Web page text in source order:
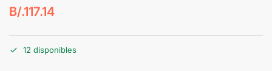
B/.117.14
12 disponibles